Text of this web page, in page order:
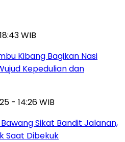
WIB
Kibang Bagikan Nasi
Kepedulian dan
- 14:26 WIB
Sikat Bandit Jalanan,
Saat Dibekuk